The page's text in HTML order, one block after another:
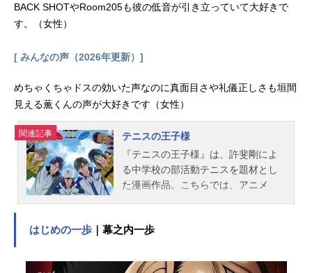
BACK SHOTやRoom205も彼の低音が引き立っていて大好きで
す。（女性）
[ みんなの声（2026年更新）]
めちゃくちゃドスの効いた声なのに真面目さや礼儀正しさも垣間
見える薫くんの声が大好きです（女性）
関連記事
テニスの王子様
『テニスの王子様』は、許斐剛によ
る中学校の部活動テニスを題材とし
た漫画作品。こちらでは、アニメ
ススメ記事をご紹介！
はじめの一歩 ｜幕之内一歩